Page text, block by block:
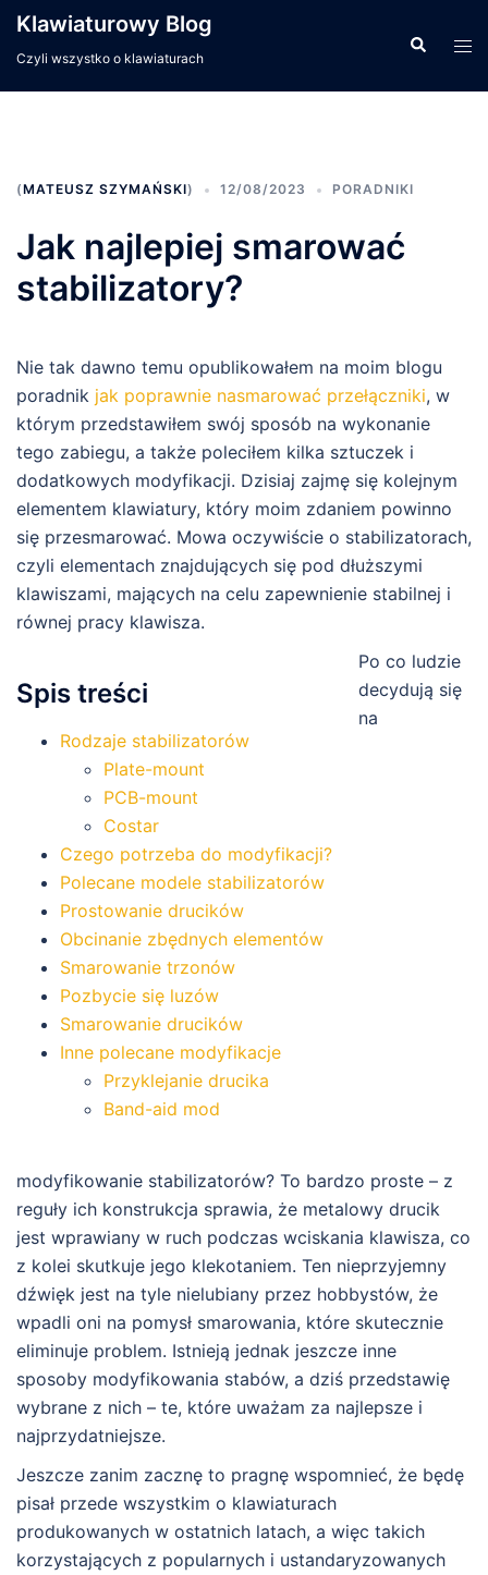
Przejdź
treści
Klawiaturowy Blog
Czyli wszystko o klawiaturach
(MATEUSZ SZYMAŃSKI) 12/08/2023 PORADNIKI
Jak najlepiej smarować
stabilizatory?
Nie tak dawno temu opublikowałem na moim blogu
poradnik jak poprawnie nasmarować przełączniki, w
którym przedstawiłem swój sposób na wykonanie
tego zabiegu, a także poleciłem kilka sztuczek i
dodatkowych modyfikacji. Dzisiaj zajmę się kolejnym
elementem klawiatury, który moim zdaniem powinno
się przesmarować. Mowa oczywiście o stabilizatorach,
czyli elementach znajdujących się pod dłuższymi
klawiszami, mających na celu zapewnienie stabilnej i
równej pracy klawisza.
Spis treści
Rodzaje stabilizatorów
Plate-mount
PCB-mount
Costar
Czego potrzeba do modyfikacji?
Polecane modele stabilizatorów
Prostowanie drucików
Obcinanie zbędnych elementów
Smarowanie trzonów
Pozbycie się luzów
Smarowanie drucików
Inne polecane modyfikacje
Przyklejanie drucika
Band-aid mod
Po co ludzie
decydują się
na
modyfikowanie stabilizatorów? To bardzo proste – z
reguły ich konstrukcja sprawia, że metalowy drucik
jest wprawiany w ruch podczas wciskania klawisza, co
z kolei skutkuje jego klekotaniem. Ten nieprzyjemny
dźwięk jest na tyle nielubiany przez hobbystów, że
wpadli oni na pomysł smarowania, które skutecznie
eliminuje problem. Istnieją jednak jeszcze inne
sposoby modyfikowania stabów, a dziś przedstawię
wybrane z nich – te, które uważam za najlepsze i
najprzydatniejsze.
Jeszcze zanim zacznę to pragnę wspomnieć, że będę
pisał przede wszystkim o klawiaturach
produkowanych w ostatnich latach, a więc takich
korzystających z popularnych i ustandaryzowanych